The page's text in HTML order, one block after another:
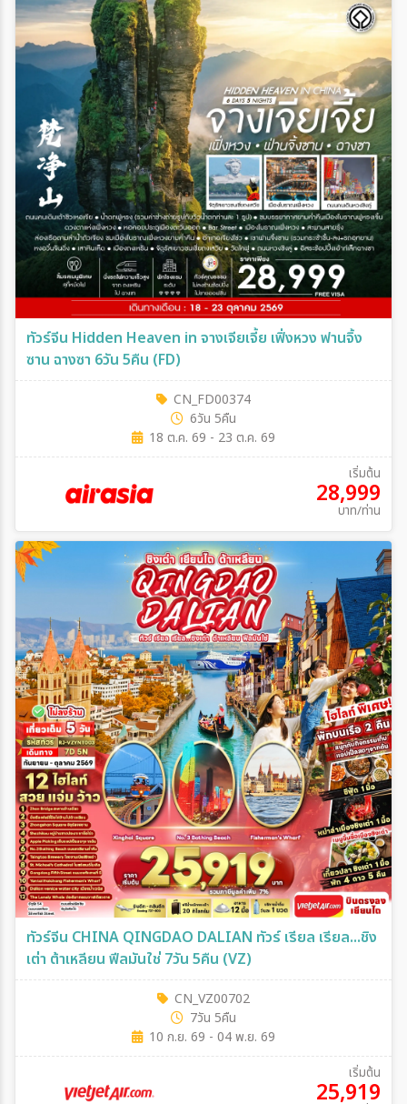
ทัวร์จีน Hidden Heaven in จางเจียเจี้ย เฟิ่งหวง ฟานจิ้ง
ซาน ฉางซา 6วัน 5คืน (FD)
CN_FD00374
6วัน 5คืน
18 ต.ค. 69 - 23 ต.ค. 69
เริ่มต้น
28,999
บาท/ท่าน
ทัวร์จีน CHINA QINGDAO DALIAN ทัวร์ เรียล เรียล...ชิง
เต่า ต้าเหลียน ฟีลมันใช่ 7วัน 5คืน (VZ)
CN_VZ00702
7วัน 5คืน
10 ก.ย. 69 - 04 พ.ย. 69
เริ่มต้น
25,919